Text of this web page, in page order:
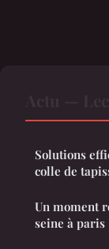
Solutions
colle de
Un moment
seine à paris